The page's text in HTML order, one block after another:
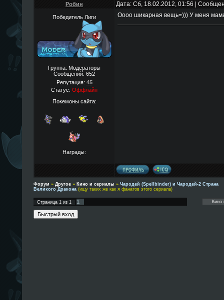
Робин Дата: Сб, 18.02.2012, 01:56 |
Победитель Лиги
Группа: Модераторы
Сообщений: 652
Репутация: 45
Статус: Оффлайн
Покемоны сайта:
Награды:
Оооо шикарная вещь=))) У меня
Форум » Другое » Кино и сериалы » Чародей (Spellbinder) и Чародей-2 Страна
Великого Дракона (ищу таких же как я фанатов этого сериала)
Страница 1из 1 1